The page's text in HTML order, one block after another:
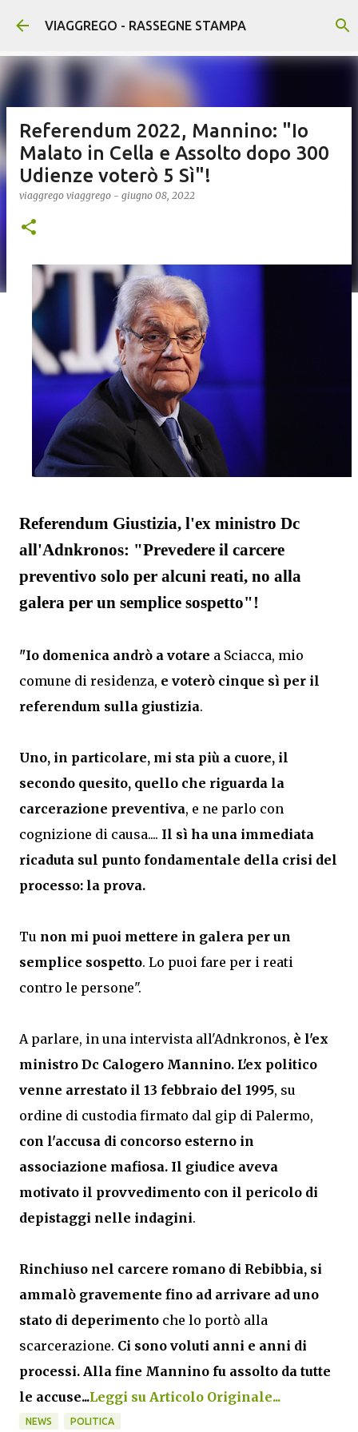
Passa ai contenuti principali
VIAGGREGO - RASSEGNE STAMPA
Referendum 2022, Mannino: "Io
Malato in Cella e Assolto dopo 300
Udienze voterò 5 Sì"!
viaggrego viaggrego - giugno 08, 2022
Referendum Giustizia, l'ex ministro Dc
all'Adnkronos: "Prevedere il carcere
preventivo solo per alcuni reati, no alla
galera per un semplice sospetto"!
"Io domenica andrò a votare a Sciacca, mio
comune di residenza, e voterò cinque sì per il
referendum sulla giustizia.
Uno, in particolare, mi sta più a cuore, il
secondo quesito, quello che riguarda la
carcerazione preventiva, e ne parlo con
cognizione di causa.... Il sì ha una immediata
ricaduta sul punto fondamentale della crisi del
processo: la prova.
Tu non mi puoi mettere in galera per un
semplice sospetto. Lo puoi fare per i reati
contro le persone".
A parlare, in una intervista all'Adnkronos, è l'ex
ministro Dc Calogero Mannino. L'ex politico
venne arrestato il 13 febbraio del 1995, su
ordine di custodia firmato dal gip di Palermo,
con l'accusa di concorso esterno in
associazione mafiosa. Il giudice aveva
motivato il provvedimento con il pericolo di
depistaggi nelle indagini.
Rinchiuso nel carcere romano di Rebibbia, si
ammalò gravemente fino ad arrivare ad uno
stato di deperimento che lo portò alla
scarcerazione. Ci sono voluti anni e anni di
processi. Alla fine Mannino fu assolto da tutte
le accuse...Leggi su Articolo Originale...
NEWS POLITICA